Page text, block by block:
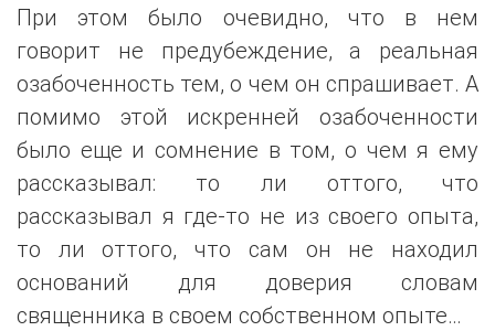
При этом было очевидно, что в нем
говорит не предубеждение, а реальная
озабоченность тем, о чем он спрашивает. А
помимо этой искренней озабоченности
было еще и сомнение в том, о чем я ему
рассказывал: то ли оттого, что
рассказывал я где-то не из своего опыта,
то ли оттого, что сам он не находил
оснований для доверия словам
священника в своем собственном опыте…